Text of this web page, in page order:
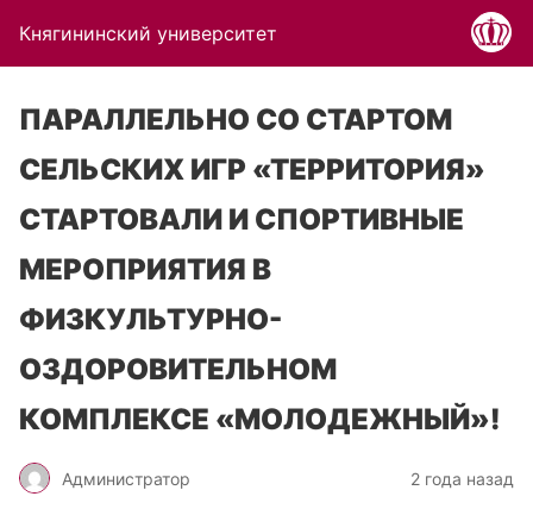
Княгининский университет
ПАРАЛЛЕЛЬНО СО СТАРТОМ
СЕЛЬСКИХ ИГР «ТЕРРИТОРИЯ»
СТАРТОВАЛИ И СПОРТИВНЫЕ
МЕРОПРИЯТИЯ В
ФИЗКУЛЬТУРНО-
ОЗДОРОВИТЕЛЬНОМ
КОМПЛЕКСЕ «МОЛОДЕЖНЫЙ»!
Администратор 2 года назад